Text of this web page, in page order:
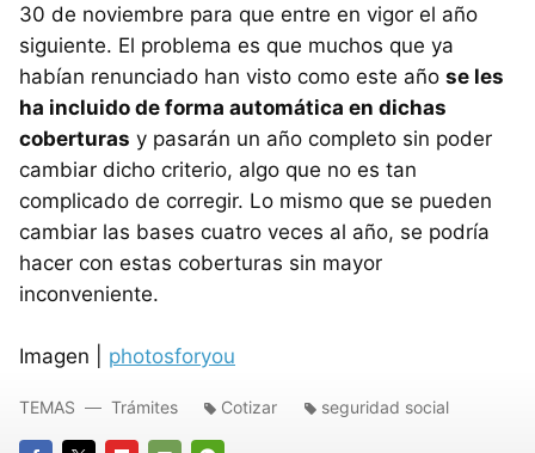
30 de noviembre para que entre en vigor el año
siguiente. El problema es que muchos que ya
habían renunciado han visto como este año se les
ha incluido de forma automática en dichas
coberturas y pasarán un año completo sin poder
cambiar dicho criterio, algo que no es tan
complicado de corregir. Lo mismo que se pueden
cambiar las bases cuatro veces al año, se podría
hacer con estas coberturas sin mayor
inconveniente.
Imagen | photosforyou
TEMAS Trámites Cotizar seguridad social